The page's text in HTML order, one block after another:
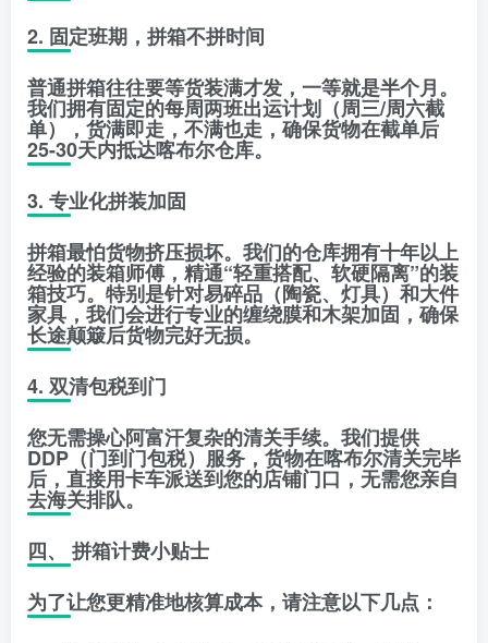
2. 固定班期，拼箱不拼时间
普通拼箱往往要等货装满才发，一等就是半个月。
我们拥有固定的每周两班出运计划（周三/周六截
单），货满即走，不满也走，确保货物在截单后
25-30天内抵达喀布尔仓库。
3. 专业化拼装加固
拼箱最怕货物挤压损坏。我们的仓库拥有十年以上
经验的装箱师傅，精通“轻重搭配、软硬隔离”的装
箱技巧。特别是针对易碎品（陶瓷、灯具）和大件
家具，我们会进行专业的缠绕膜和木架加固，确保
长途颠簸后货物完好无损。
4. 双清包税到门
您无需操心阿富汗复杂的清关手续。我们提供
DDP（门到门包税）服务，货物在喀布尔清关完毕
后，直接用卡车派送到您的店铺门口，无需您亲自
去海关排队。
四、 拼箱计费小贴士
为了让您更精准地核算成本，请注意以下几点：